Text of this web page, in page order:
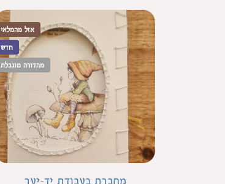
אזל מהמלאי
חדש
מהדורה מוגבלת
מחברת בעבודת יד-יער